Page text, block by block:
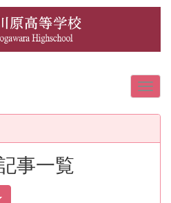
事一覧